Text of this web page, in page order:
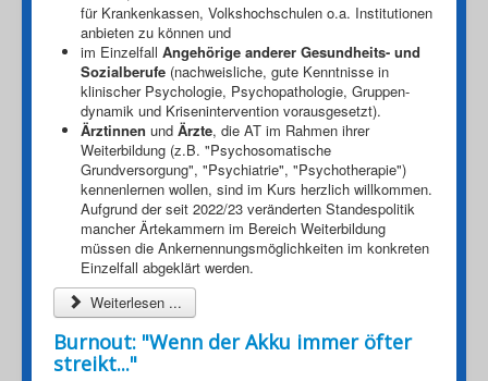
für Krankenkassen, Volkshochschulen o.a. Institutionen
anbieten zu können und
im Einzelfall Angehörige anderer Gesundheits- und
Sozialberufe (nachweisliche, gute Kennt­nis­se in
klinischer Psychologie, Psychopatho­logie, Gruppen­
dyna­mik und Krisen­intervention voraus­ge­setzt).
Ärztinnen und Ärzte, die AT im Rahmen ihrer
Weiterbildung (z.B. "Psychosomatische
Grundversorgung", "Psychiatrie", "Psychotherapie")
kennenlernen wollen, sind im Kurs herzlich willkommen.
Aufgrund der seit 2022/23 veränderten Standespolitik
mancher Ärtekammern im Bereich Weiterbildung
müssen die Ankernennungsmöglichkeiten im konkreten
Einzelfall abgeklärt werden.
Weiterlesen ...
Burnout: "Wenn der Akku immer öfter
streikt..."